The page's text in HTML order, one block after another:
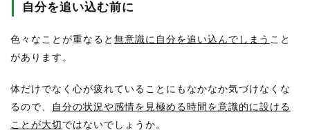
自分を追い込む前に
色々なことが重なると 無意識に自分を追い込んでしまう こと
があります。
体だけでなく心が疲れていることにもなかなか気づけなくな
るので、
自分の状況や感情を見極める時間を意識的に設ける
ことが大切ではないでしょうか。